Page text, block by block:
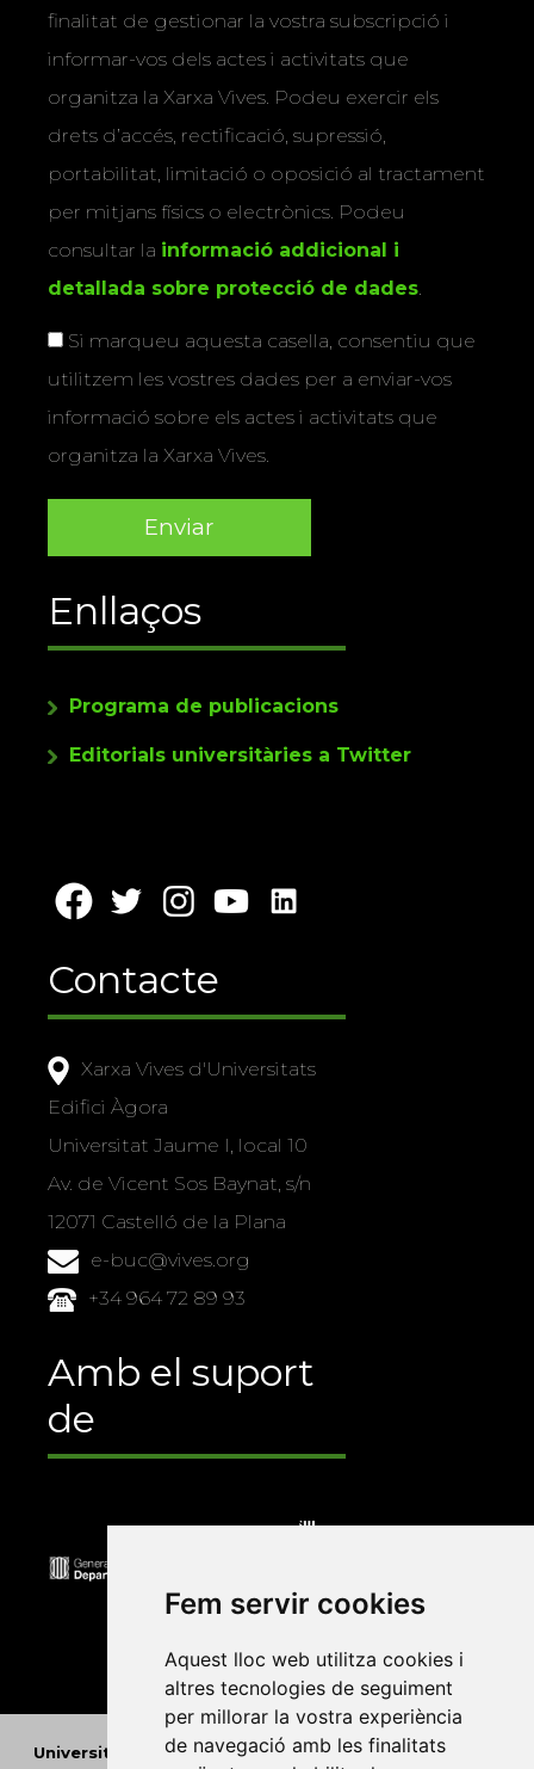
Fem servir cookies
Aquest lloc web utilitza cookies i
altres tecnologies de seguiment
per millorar la vostra experiència
de navegació amb les finalitats
finalitat de gestionar la vostra subscripció i
informar-vos dels actes i activitats que
organitza la Xarxa Vives. Podeu exercir els
drets d’accés, rectificació, supressió,
portabilitat, limitació o oposició al tractament
per mitjans físics o electrònics. Podeu
consultar la informació addicional i
detallada sobre protecció de dades.
Si marqueu aquesta casella, consentiu que
utilitzem les vostres dades per a enviar-vos
informació sobre els actes i activitats que
organitza la Xarxa Vives.
Enllaços
Programa de publicacions
Editorials universitàries a Twitter
Contacte
Xarxa Vives d'Universitats
Edifici Àgora
Universitat Jaume I, local 10
Av. de Vicent Sos Baynat, s/n
12071 Castelló de la Plana
e-buc@vives.org
+34 964 72 89 93
Amb el suport
de
Universitat Abat Oliba CEU•Universitat d'Alacant